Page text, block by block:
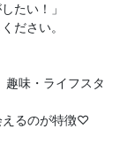
たい！」
ださい。
味・ライフスタ
えるのが特徴♡